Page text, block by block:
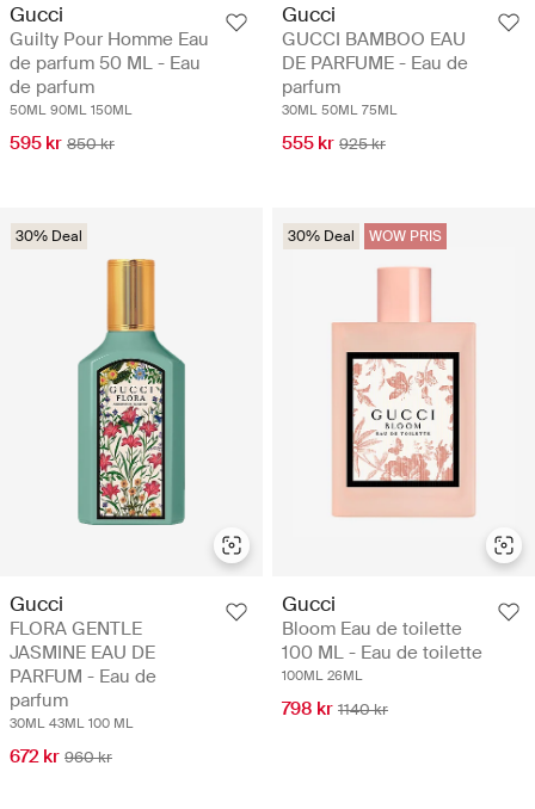
Gucci
Guilty Pour Homme Eau
de parfum 50 ML - Eau
de parfum
50ML 90ML 150ML
595 kr 850 kr
Gucci
GUCCI BAMBOO EAU
DE PARFUME - Eau de
parfum
30ML 50ML 75ML
555 kr 925 kr
30% Deal
Gucci
FLORA GENTLE
JASMINE EAU DE
PARFUM - Eau de
parfum
30ML 43ML 100 ML
672 kr 960 kr
30% Deal WOW PRIS
Gucci
Bloom Eau de toilette
100 ML - Eau de toilette
100ML 26ML
798 kr 1140 kr